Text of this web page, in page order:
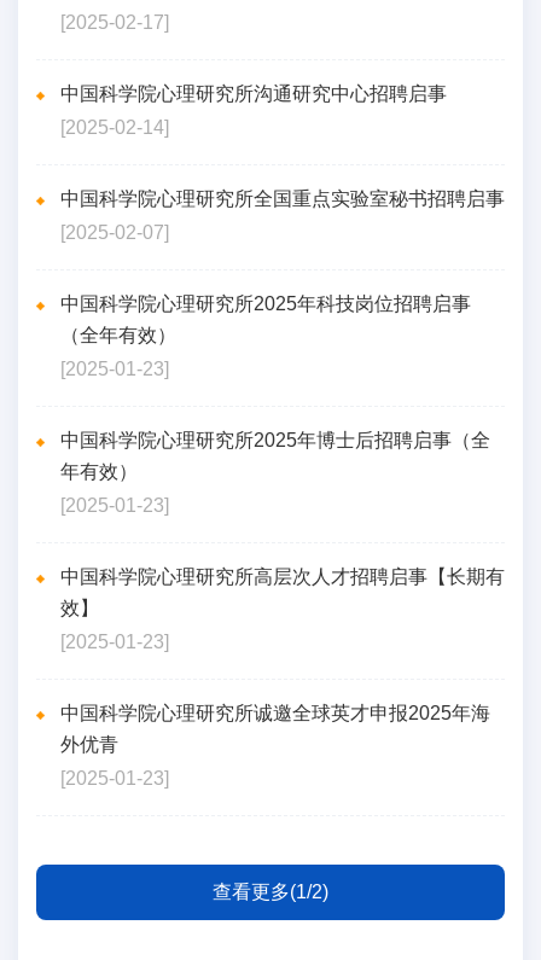
[2025-02-17]
中国科学院心理研究所沟通研究中心招聘启事
[2025-02-14]
中国科学院心理研究所全国重点实验室秘书招聘启事
[2025-02-07]
中国科学院心理研究所2025年科技岗位招聘启事
（全年有效）
[2025-01-23]
中国科学院心理研究所2025年博士后招聘启事（全
年有效）
[2025-01-23]
中国科学院心理研究所高层次人才招聘启事【长期有
效】
[2025-01-23]
中国科学院心理研究所诚邀全球英才申报2025年海
外优青
[2025-01-23]
查看更多(1/2)